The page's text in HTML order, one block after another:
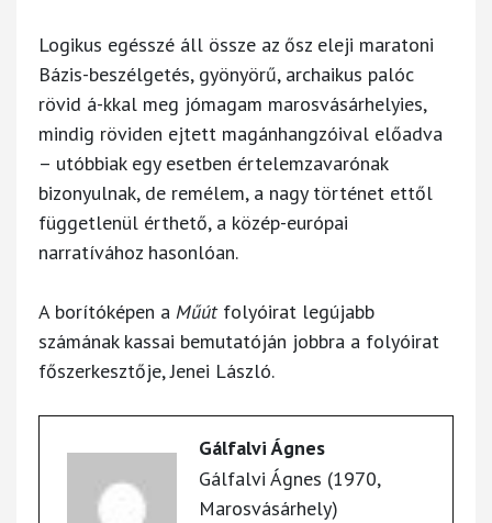
Logikus egésszé áll össze az ősz eleji maratoni
Bázis-beszélgetés, gyönyörű, archaikus palóc
rövid á-kkal meg jómagam marosvásárhelyies,
mindig röviden ejtett magánhangzóival előadva
– utóbbiak egy esetben értelemzavarónak
bizonyulnak, de remélem, a nagy történet ettől
függetlenül érthető, a közép-európai
narratívához hasonlóan.
A borítóképen a Műútfolyóirat legújabb
számának kassai bemutatóján jobbra a folyóirat
főszerkesztője, Jenei László.
Gálfalvi Ágnes
Gálfalvi Ágnes (1970,
Marosvásárhely)